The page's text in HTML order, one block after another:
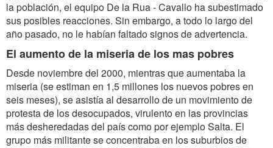
la población, el equipo De la Rua - Cavallo ha subestimado
sus posibles reacciones. Sin embargo, a todo lo largo del
año pasado, no le habían faltado signos de advertencia.
El aumento de la miseria de los mas pobres
Desde noviembre del 2000, mientras que aumentaba la
miseria (se estiman en 1,5 millones los nuevos pobres en
seis meses), se asistía al desarrollo de un movimiento de
protesta de los desocupados, virulento en las provincias
más desheredadas del país como por ejemplo Salta. El
grupo más militante se concentraba en los suburbios de